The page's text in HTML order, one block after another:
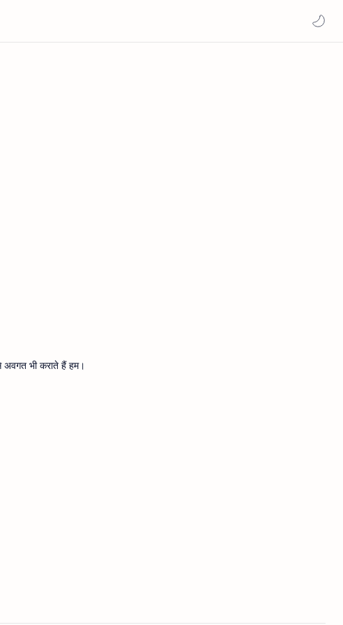
अवगत भी कराते हैं हम।